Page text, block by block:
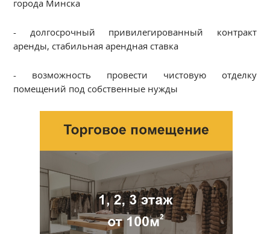
города Минска
- долгосрочный привилегированный контракт
аренды, стабильная арендная ставка
- возможность провести чистовую отделку
помещений под собственные нужды